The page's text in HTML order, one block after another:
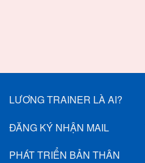
LƯƠNG TRAINER LÀ AI?
ĐĂNG KÝ NHẬN MAIL
PHÁT TRIỂN BẢN THÂN